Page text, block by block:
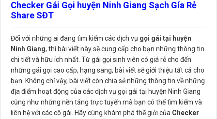
Checker Gái Gọi huyện Ninh Giang Sạch Gía Rẻ
Share SĐT
Đối với những ai đang tìm kiếm các dịch vụ gọi gái tại huyện
Ninh Giang, thì bài viết này sẽ cung cấp cho bạn những thông tin
chi tiết và hữu ích nhất. Từ gái gọi sinh viên có giá rẻ cho đến
những gái gọi cao cấp, hạng sang, bài viết sẽ giới thiệu tất cả cho
bạn. Không chỉ vậy, bài viết còn chia sẻ những thông tin về những
địa điểm hoạt động của các dịch vụ gọi gái tại huyện Ninh Giang
cũng như những nền tảng trực tuyến mà bạn có thể tìm kiếm và
liên hệ với các cô gái. Hãy cùng khám phá thế giới của Checker